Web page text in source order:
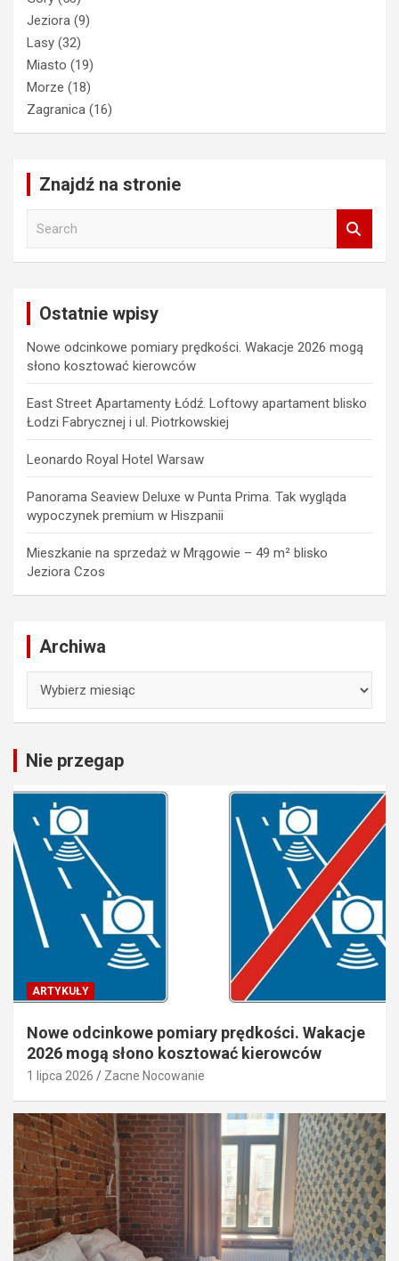
Jeziora (9)
Lasy (32)
Miasto (19)
Morze (18)
Zagranica (16)
Znajdź na stronie
Ostatnie wpisy
Nowe odcinkowe pomiary prędkości. Wakacje 2026 mogą
słono kosztować kierowców
East Street Apartamenty Łódź. Loftowy apartament blisko
Łodzi Fabrycznej i ul. Piotrkowskiej
Leonardo Royal Hotel Warsaw
Panorama Seaview Deluxe w Punta Prima. Tak wygląda
wypoczynek premium w Hiszpanii
Mieszkanie na sprzedaż w Mrągowie – 49 m² blisko
Jeziora Czos
Archiwa
Nie przegap
ARTYKUŁY
Nowe odcinkowe pomiary prędkości. Wakacje
2026 mogą słono kosztować kierowców
1 lipca 2026 Zacne Nocowanie